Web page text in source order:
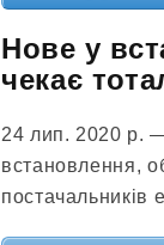
Нове у
чекає
24 лип. 2020 р.
встановлення,
постачальників